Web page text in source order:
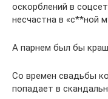
оскорблений в
несчастна в «с**ной
А парнем был бы
Со времен свадьбы
попадает в